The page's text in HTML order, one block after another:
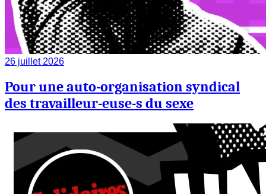
26 juillet 2026
Pour une auto-organisation syndical
des travailleur-euse-s du sexe